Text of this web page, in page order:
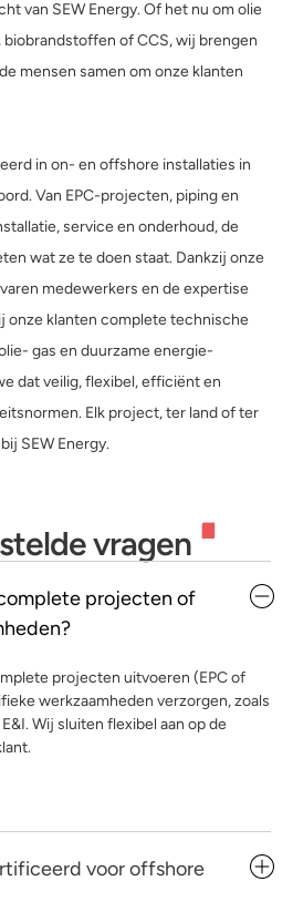
van SEW Energy. Of het nu om olie
of CCS, wij brengen
mensen samen om onze klanten
in on- en offshore installaties in
Van EPC-projecten, piping en
service en onderhoud, de
wat ze te doen staat. Dankzij onze
medewerkers en de expertise
onze klanten complete technische
gas en duurzame energie-
dat veilig, flexibel, efficiënt en
Elk project, ter land of ter
SEW Energy.
vragen
projecten of
projecten uitvoeren (EPC of
werkzaamheden verzorgen, zoals
Wij sluiten flexibel aan op de
voor offshore